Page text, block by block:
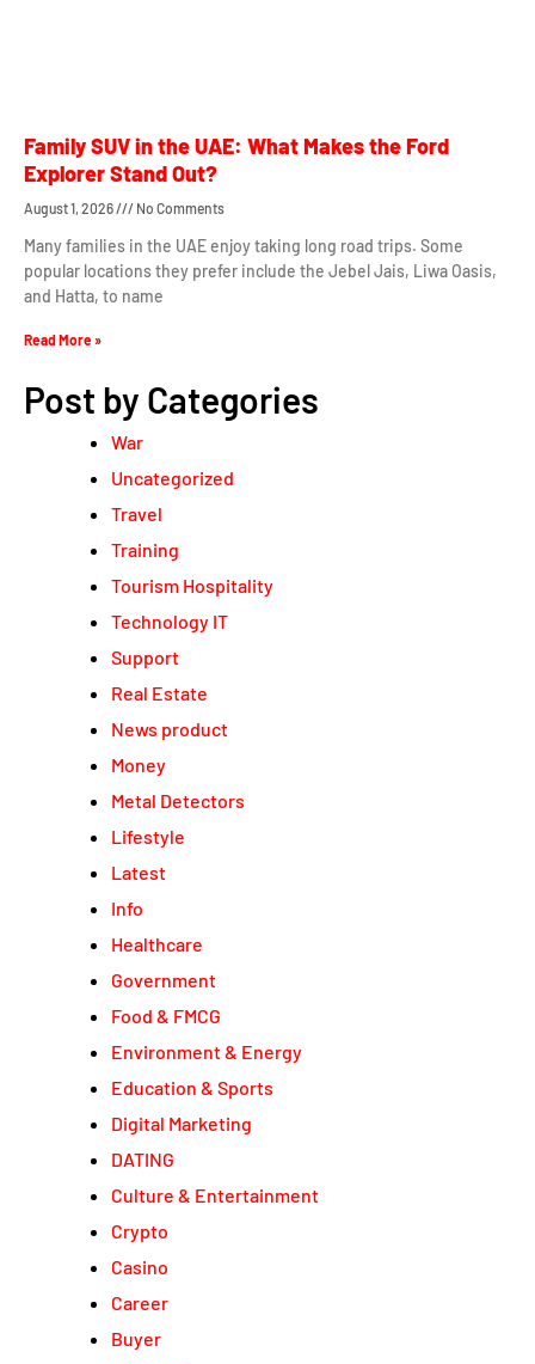
Family SUV in the UAE: What Makes the Ford
Explorer Stand Out?
August 1, 2026 No Comments
Many families in the UAE enjoy taking long road trips. Some
popular locations they prefer include the Jebel Jais, Liwa Oasis,
and Hatta, to name
Read More »
Post by Categories
War
Uncategorized
Travel
Training
Tourism Hospitality
Technology IT
Support
Real Estate
News product
Money
Metal Detectors
Lifestyle
Latest
Info
Healthcare
Government
Food & FMCG
Environment & Energy
Education & Sports
Digital Marketing
DATING
Culture & Entertainment
Crypto
Casino
Career
Buyer